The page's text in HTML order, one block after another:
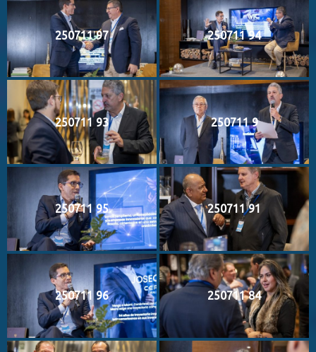
250711 97 250711 94
250711 93 250711 9
250711 95 250711 91
250711 96 250711 84